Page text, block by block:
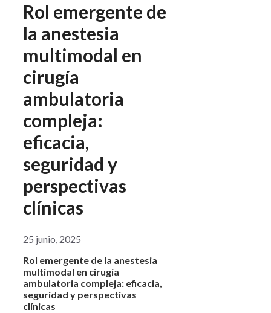
Rol emergente de
la anestesia
multimodal en
cirugía
ambulatoria
compleja:
eficacia,
seguridad y
perspectivas
clínicas
25 junio, 2025
Rol emergente de la anestesia
multimodal en cirugía
ambulatoria compleja: eficacia,
seguridad y perspectivas
clínicas